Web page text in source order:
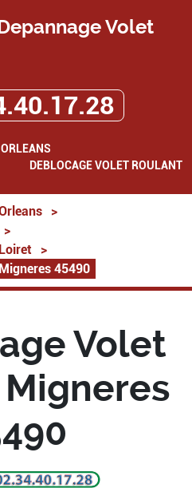
Volet
DEBLOCAGE VOLET ROULANT
>
>
>
45490
Volet